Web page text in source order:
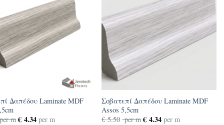
Δαπέδου Laminate MDF
m € 4.34 per m
Σοβατεπί Δαπέδου Laminate MDF
Assos 5,5cm
€5.50 per m €4.34per m